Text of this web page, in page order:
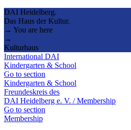
DAI Heidelberg.
Das Haus der Kultur.
→ You are here
→
Kulturhaus
International DAI
Kindergarten & School
Go to section
Kindergarten & School
Freundeskreis des
DAI Heidelberg e. V. / Membership
Go to section
Membership